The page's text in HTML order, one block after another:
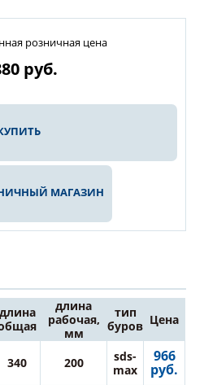
розничная цена
руб.
МАГАЗИН
длина
длина
рабочая,
мм
тип
буров Цена
340 200
sds-
max
966
руб.